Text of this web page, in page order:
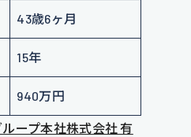
43歳6ヶ月
15年
940万円
ープ本社株式会社 有